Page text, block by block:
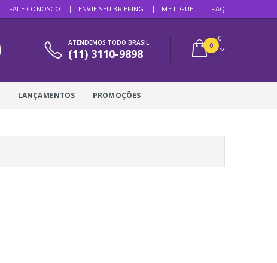
FALE CONOSCO ENVIE SEU BRIEFING ME LIGUE FAQ
ATENDEMOS TODO BRASIL
(11) 3110-9898
0
0
LANÇAMENTOS PROMOÇÕES